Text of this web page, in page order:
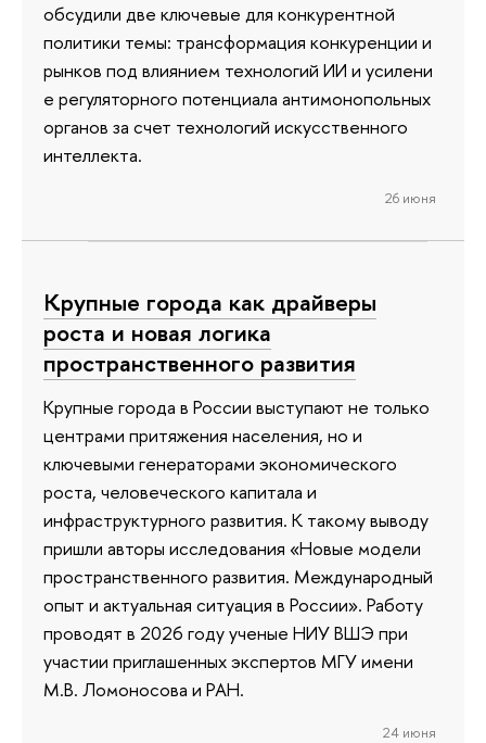
обсудили две ключевые для конкурентной
политики темы: трансформация конкуренции и
рынков под влиянием технологий ИИ и усилени
е регуляторного потенциала антимонопольных
органов за счет технологий искусственного
интеллекта.
26 июня
Крупные города как драйверы
роста и новая логика
пространственного развития
Крупные города в России выступают не только
центрами притяжения населения, но и
ключевыми генераторами экономического
роста, человеческого капитала и
инфраструктурного развития. К такому выводу
пришли авторы исследования «Новые модели
пространственного развития. Международный
опыт и актуальная ситуация в России». Работу
проводят в 2026 году ученые НИУ ВШЭ при
участии приглашенных экспертов МГУ имени
М.В. Ломоносова и РАН.
24 июня